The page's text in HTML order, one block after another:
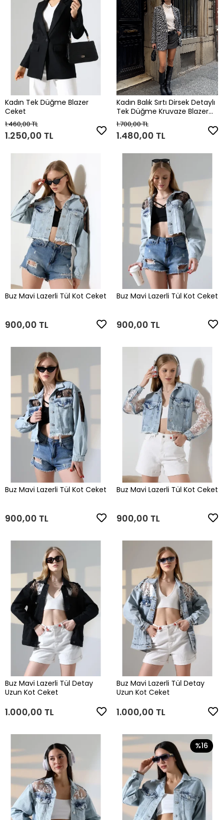
Kadın Tek Düğme Blazer
Ceket
1.460,00 TL
1.250,00 TL
Kadın Balık Sırtı Dirsek Detaylı
Tek Düğme Kruvaze Blazer
Ceket
1.700,00 TL
1.480,00 TL
Buz Mavi Lazerli Tül Kot Ceket
900,00 TL
Buz Mavi Lazerli Tül Kot Ceket
900,00 TL
Buz Mavi Lazerli Tül Kot Ceket
900,00 TL
Buz Mavi Lazerli Tül Kot Ceket
900,00 TL
Buz Mavi Lazerli Tül Detay
Uzun Kot Ceket
1.000,00 TL
Buz Mavi Lazerli Tül Detay
Uzun Kot Ceket
1.000,00 TL
%16